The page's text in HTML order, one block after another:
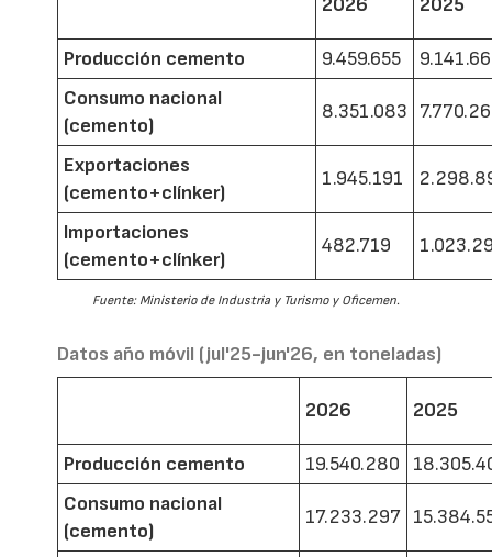
2026 2025
Producción cemento 9.459.655
Consumo nacional
(cemento)
8.351.083
Exportaciones
(cemento+clínker)
1.945.191
Importaciones
(cemento+clínker)
482.719
Fuente: Ministerio de Industria y Turismo y Oficemen.
Datos año móvil (jul'25-jun'26, en toneladas)
2026 2025
Producción cemento 19.540.280
Consumo nacional
(cemento)
17.233.297